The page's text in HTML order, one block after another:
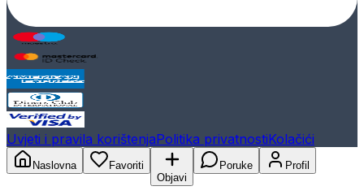
Uvjeti i pravila korištenjaPolitika privatnostiKolačići
Naslovna
Favoriti
Objavi
Poruke Profil